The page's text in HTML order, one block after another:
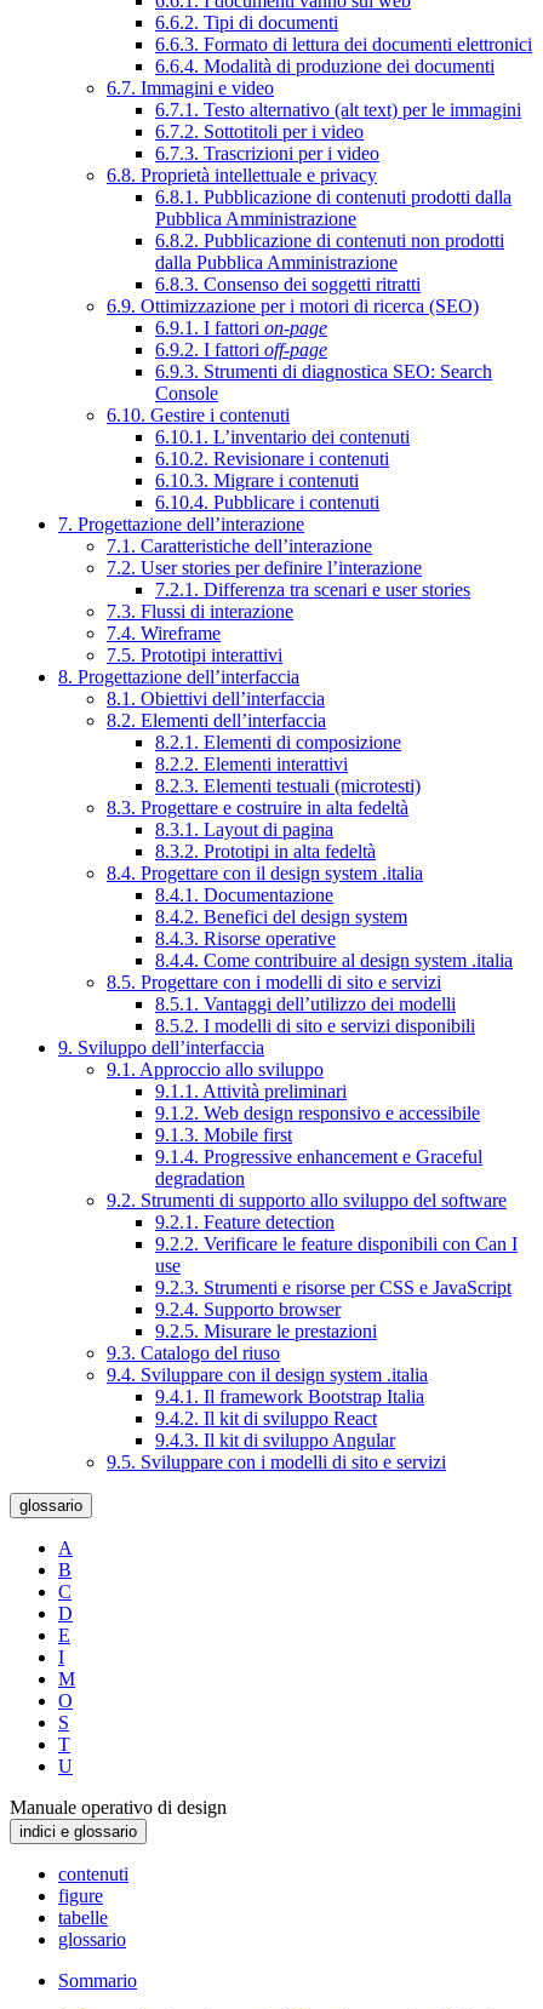
6.6.2. Tipi di documenti
6.6.3. Formato di lettura dei documenti elettronici
6.6.4. Modalità di produzione dei documenti
6.7. Immagini e video
6.7.1. Testo alternativo (alt text) per le immagini
6.7.2. Sottotitoli per i video
6.7.3. Trascrizioni per i video
6.8. Proprietà intellettuale e privacy
6.8.1. Pubblicazione di contenuti prodotti dalla
Pubblica Amministrazione
6.8.2. Pubblicazione di contenuti non prodotti
dalla Pubblica Amministrazione
6.8.3. Consenso dei soggetti ritratti
6.9. Ottimizzazione per i motori di ricerca (SEO)
6.9.1. I fattori on-page
6.9.2. I fattori off-page
6.9.3. Strumenti di diagnostica SEO: Search
Console
6.10. Gestire i contenuti
6.10.1. L’inventario dei contenuti
6.10.2. Revisionare i contenuti
6.10.3. Migrare i contenuti
6.10.4. Pubblicare i contenuti
7. Progettazione dell’interazione
7.1. Caratteristiche dell’interazione
7.2. User stories per definire l’interazione
7.2.1. Differenza tra scenari e user stories
7.3. Flussi di interazione
7.4. Wireframe
7.5. Prototipi interattivi
8. Progettazione dell’interfaccia
8.1. Obiettivi dell’interfaccia
8.2. Elementi dell’interfaccia
8.2.1. Elementi di composizione
8.2.2. Elementi interattivi
8.2.3. Elementi testuali (microtesti)
8.3. Progettare e costruire in alta fedeltà
8.3.1. Layout di pagina
8.3.2. Prototipi in alta fedeltà
8.4. Progettare con il design system .italia
8.4.1. Documentazione
8.4.2. Benefici del design system
8.4.3. Risorse operative
8.4.4. Come contribuire al design system .italia
8.5. Progettare con i modelli di sito e servizi
8.5.1. Vantaggi dell’utilizzo dei modelli
8.5.2. I modelli di sito e servizi disponibili
9. Sviluppo dell’interfaccia
9.1. Approccio allo sviluppo
9.1.1. Attività preliminari
9.1.2. Web design responsivo e accessibile
9.1.3. Mobile first
9.1.4. Progressive enhancement e Graceful
degradation
9.2. Strumenti di supporto allo sviluppo del software
9.2.1. Feature detection
9.2.2. Verificare le feature disponibili con Can I
use
9.2.3. Strumenti e risorse per CSS e JavaScript
9.2.4. Supporto browser
9.2.5. Misurare le prestazioni
9.3. Catalogo del riuso
9.4. Sviluppare con il design system .italia
9.4.1. Il framework Bootstrap Italia
9.4.2. Il kit di sviluppo React
9.4.3. Il kit di sviluppo Angular
9.5. Sviluppare con i modelli di sito e servizi
glossario
A
B
C
D
E
I
M
O
S
T
U
Manuale operativo di design
indici e glossario
contenuti
figure
tabelle
glossario
Sommario